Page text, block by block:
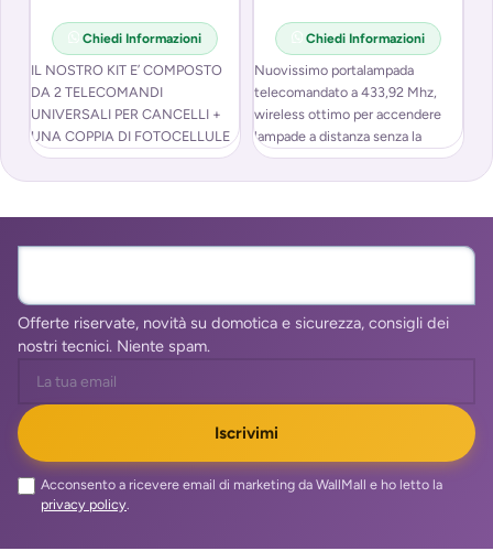
Chiedi Informazioni
IL NOSTRO KIT E’ COMPOSTO
DA 2 TELECOMANDI
UNIVERSALI PER CANCELLI +
UNA COPPIA DI FOTOCELLULE
AD INFRAROSSI
INFORMAZIONI SUI
Chiedi Informazioni
Nuovissimo portalampada
telecomandato a 433,92 Mhz,
wireless ottimo per accendere
lampade a distanza senza la
necessità di agire sull’interruttore.
Quest’
di
Offerte riservate, novità su domotica e sicurezza, consigli dei
nostri tecnici. Niente spam.
Iscrivimi
Acconsento a ricevere email di marketing da WallMall e ho letto la
privacy policy.